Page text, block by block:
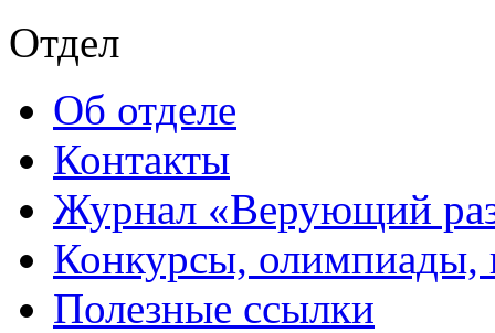
Отдел
Об отделе
Контакты
Журнал «Верующий
Конкурсы, олимпиады,
Полезные ссылки